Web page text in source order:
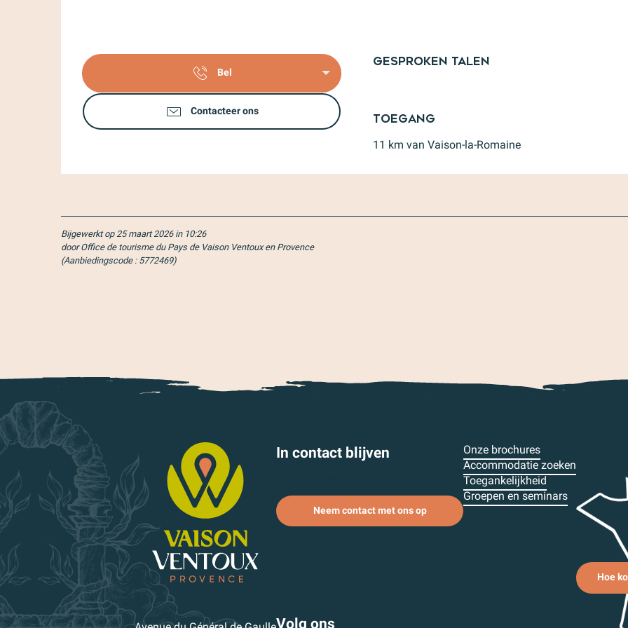
Bel
Contacteer ons
Gesproken talen
Gesproken talen
Toegang
Toegang
11 km van Vaison-la-Romaine
Bijgewerkt op 25 maart 2026 in 10:26
door Office de tourisme du Pays de Vaison Ventoux en Provence
(Aanbiedingscode : 5772469)
In contact blijven
Neem contact met ons op
Volg ons
Onze brochures
Accommodatie zoeken
Toegankelijkheid
Groepen en seminars
Hoe